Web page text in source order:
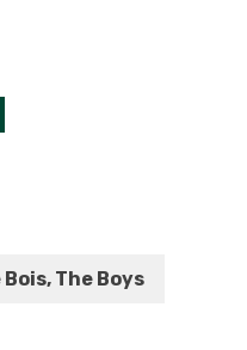
Bois, The Boys